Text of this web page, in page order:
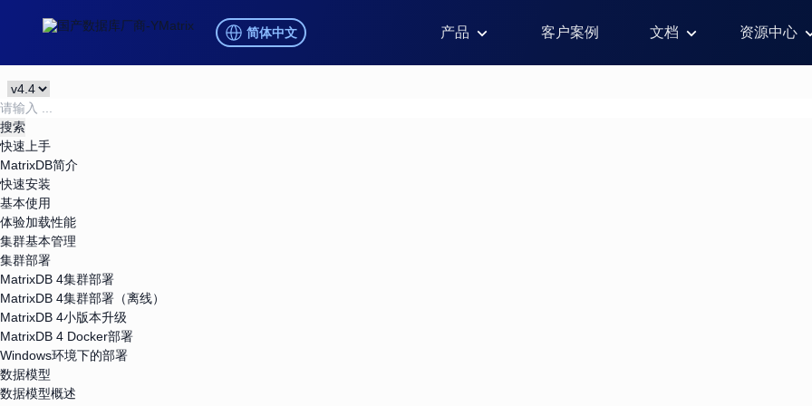
简体中文 产品 客户案例 文档 资源中心
快速上手
MatrixDB简介
快速安装
基本使用
体验加载性能
集群基本管理
集群部署
MatrixDB 4集群部署
MatrixDB 4集群部署（离线）
MatrixDB 4小版本升级
MatrixDB 4 Docker部署
Windows环境下的部署
数据模型
数据模型概述